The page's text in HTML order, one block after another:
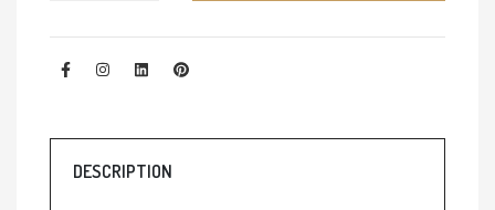
DESCRIPTION